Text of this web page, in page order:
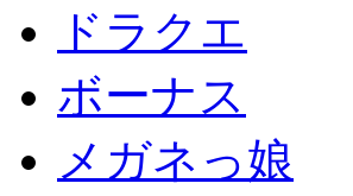
ドラクエ
ボーナス
メガネっ娘